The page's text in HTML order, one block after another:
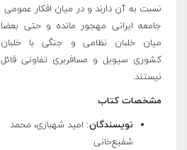
نسبت به آن دارند و در میان افکار عمومی
جامعه‌ ایرانی مهجور مانده و حتی بعضا
میان خلبان نظامی و جنگی با خلبان
کشوری سیویل و مسافربری تفاوتی قائل
نیستند.
مشخصات کتاب
نویسندگان: امید شهبازی، محمد
شفیع‌خانی